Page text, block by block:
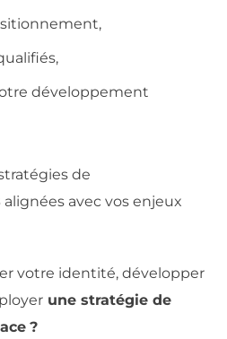
développement
de
avec vos enjeux
votre identité, développer
une stratégie de
?